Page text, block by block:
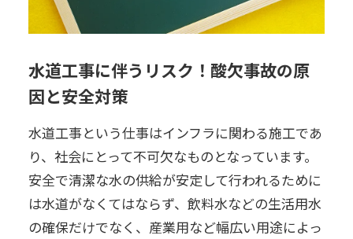
水道工事に伴うリスク！酸欠事故の原
因と安全対策
水道工事という仕事はインフラに関わる施工であ
り、社会にとって不可欠なものとなっています。
安全で清潔な水の供給が安定して行われるために
は水道がなくてはならず、飲料水などの生活用水
の確保だけでなく、産業用など幅広い用途によっ